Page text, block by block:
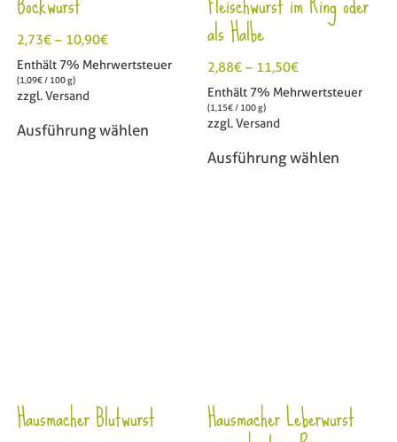
2,73€ – 10,90€
Enthält 7% Mehrwertsteuer
(1,09€/ 100 g)
zzgl.Versand
Ausführung wählen
als Halbe
2,88€ – 11,50€
Enthält 7% Mehrwertsteuer
(1,15€/ 100 g)
zzgl.Versand
Ausführung wählen
Hausmacher Blutwurst Hausmacher Leberwurst